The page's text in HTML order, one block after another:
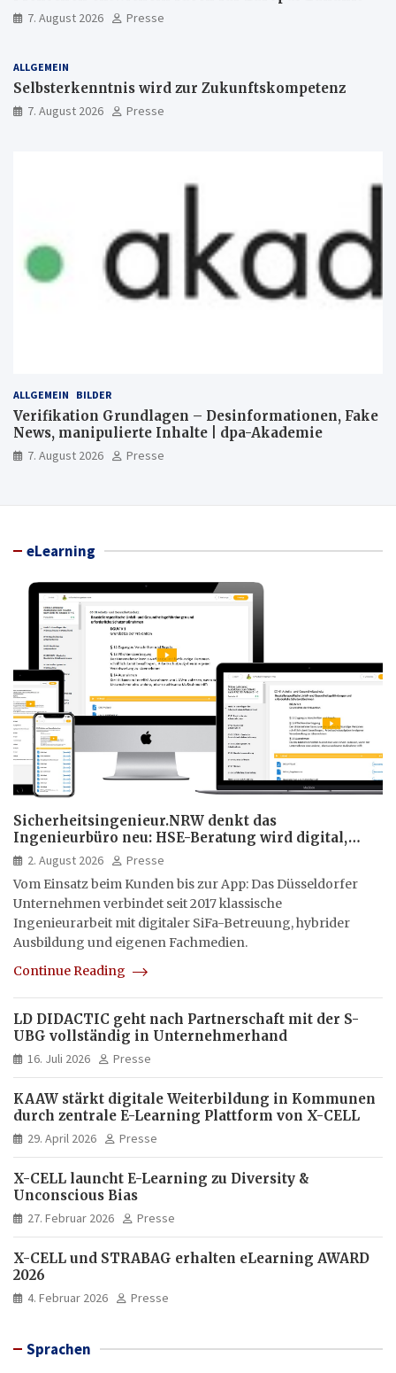
7. August 2026 Presse
ALLGEMEIN
Selbsterkenntnis wird zur Zukunftskompetenz
7. August 2026 Presse
ALLGEMEIN BILDER
Verifikation Grundlagen – Desinformationen, Fake
News, manipulierte Inhalte | dpa-Akademie
7. August 2026 Presse
eLearning
Sicherheitsingenieur.NRW denkt das
Ingenieurbüro neu: HSE-Beratung wird digital,
hybrid und multimedial
2. August 2026
Presse
Vom Einsatz beim Kunden bis zur App: Das Düsseldorfer
Unternehmen verbindet seit 2017 klassische
Ingenieurarbeit mit digitaler SiFa-Betreuung, hybrider
Ausbildung und eigenen Fachmedien.
Continue Reading
LD DIDACTIC geht nach Partnerschaft mit der S-
UBG vollständig in Unternehmerhand
16. Juli 2026 Presse
KAAW stärkt digitale Weiterbildung in Kommunen
durch zentrale E-Learning Plattform von X-CELL
29. April 2026 Presse
X-CELL launcht E-Learning zu Diversity &
Unconscious Bias
27. Februar 2026 Presse
X-CELL und STRABAG erhalten eLearning AWARD
2026
4. Februar 2026 Presse
Sprachen